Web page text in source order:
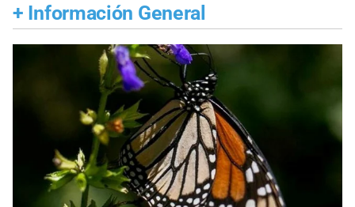
+ Información General